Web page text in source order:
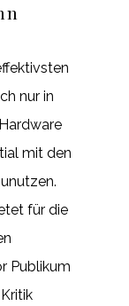
nur in
mit den
für die
Publikum